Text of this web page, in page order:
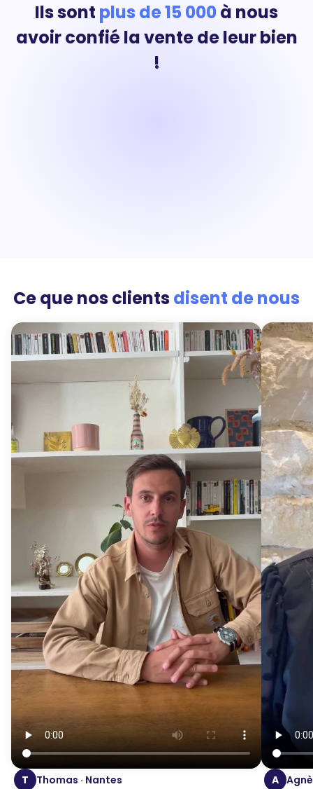
Ils sont plus de 15 000à nous
avoir confié la vente de leur bien
!
Ce que nos clientsdisent de nous
T Thomas · Nantes A